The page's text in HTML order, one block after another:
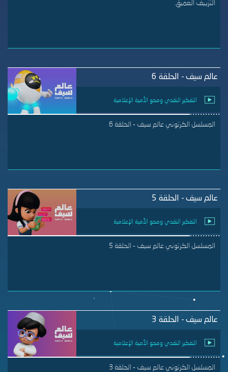
التزييف العميق.
عالم سيف - الحلقة 6
التفكير النقدي ومحو الأمية الإعلامية
المسلسل الكرتوني عالم سيف - الحلقة 6
عالم سيف - الحلقة 5
التفكير النقدي ومحو الأمية الإعلامية
المسلسل الكرتوني عالم سيف - الحلقة 5
عالم سيف - الحلقة 3
التفكير النقدي ومحو الأمية الإعلامية
المسلسل الكرتوني عالم سيف - الحلقة 3